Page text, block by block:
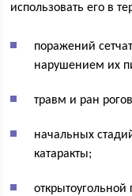
использовать его в
поражений
нарушением их
травм и ран
начальных
катаракты;
открытоугольной